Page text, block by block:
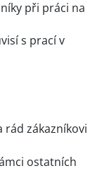
při práci na
s prací v
rád zákazníkovi
ostatních